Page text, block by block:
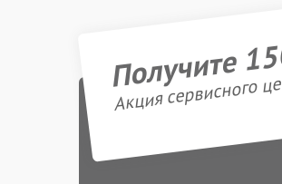
Получите
Акция сервисного